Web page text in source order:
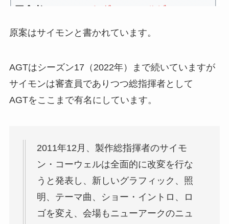
原案はサイモンと書かれています。
AGTはシーズン17（2022年）まで続いていますが
サイモンは審査員でありつつ総指揮者として
AGTをここまで有名にしています。
2011年12月、 製作総指揮者のサイモ
ン・コーウェルは全面的に改変を行な
うと発表 し、新しいグラフィック、照
明、テーマ曲、ショー・イントロ、ロ
ゴを変え、会場もニューアークのニュ